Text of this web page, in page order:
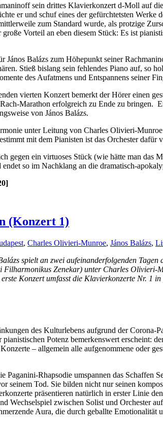
sein drittes Klavierkonzert d-Moll auf
er und schuf eines der gefürchtetsten
zum Standard wurde, als protzige
große Vorteil an eben diesem Stück: Es ist
János Balázs zum Höhepunkt seiner
Stieß bislang sein fehlendes Piano auf, so
des Aufatmens und Entspannens seiner
vierten Konzert bemerkt der Hörer einen
Marathon erfolgreich zu Ende zu
von János Balázs.
unter Leitung von Charles Olivieri-
mit dem Pianisten ist das Orchester
gegen ein virtuoses Stück (wie hätte man
endet so im Nachklang an die dramatisch-
(Konzert 1)
, Charles Olivieri-Munroe, János Balázs,
spielt an zwei aufeinanderfolgenden
Zenekar) unter Charles Olivieri-
Konzert umfasst die Klavierkonzerte Nr. 1
des Kulturlebens aufgrund der
pianistischen Potenz bemerkenswert erscheint:
– allgemein alle aufgenommene oder
Paganini-Rhapsodie umspannen das Schaffen
seinem Tod. Sie bilden nicht nur seinen
präsentieren natürlich in erster Linie
Wechselspiel zwischen Solist und Orchester
Aura, die durch geballte